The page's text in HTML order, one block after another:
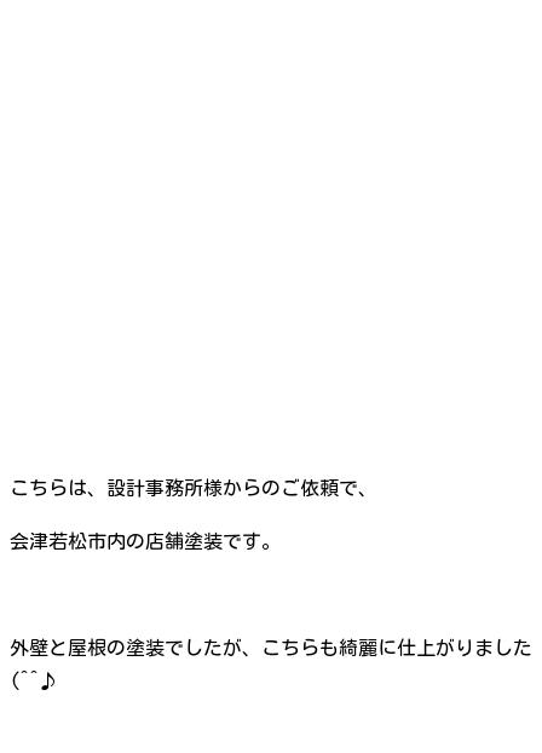
こちらは、設計事務所様からのご依頼で、
会津若松市内の店舗塗装です。
外壁と屋根の塗装でしたが、こちらも綺麗に仕上がりました
(^^♪